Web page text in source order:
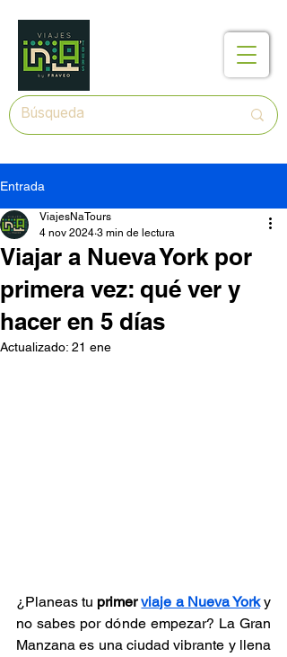
Entrada
Viajar a Nueva York por
primera vez: qué ver y
hacer en 5 días
ViajesNaTours
4 nov 2024 3 min de lectura
Actualizado: 21 ene
¿Planeas tu primer viaje a Nueva York y
no sabes por dónde empezar? La Gran
Manzana es una ciudad vibrante y llena